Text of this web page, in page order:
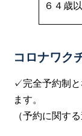
６４歳
コロナワク
✓完全予約制と
ます。
（予約に関す